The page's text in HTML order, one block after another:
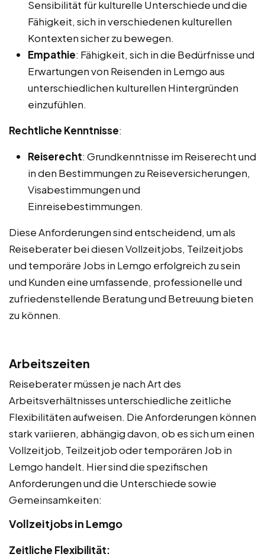
Sensibilität für kulturelle Unterschiede und die
Fähigkeit, sich in verschiedenen kulturellen
Kontexten sicher zu bewegen.
Empathie: Fähigkeit, sich in die Bedürfnisse und
Erwartungen von Reisenden in Lemgo aus
unterschiedlichen kulturellen Hintergründen
einzufühlen.
Rechtliche Kenntnisse:
Reiserecht: Grundkenntnisse im Reiserecht und
in den Bestimmungen zu Reiseversicherungen,
Visabestimmungen und
Einreisebestimmungen.
Diese Anforderungen sind entscheidend, um als
Reiseberater bei diesen Vollzeitjobs, Teilzeitjobs
und temporäre Jobs in Lemgo erfolgreich zu sein
und Kunden eine umfassende, professionelle und
zufriedenstellende Beratung und Betreuung bieten
zu können.
Arbeitszeiten
Reiseberater müssen je nach Art des
Arbeitsverhältnisses unterschiedliche zeitliche
Flexibilitäten aufweisen. Die Anforderungen können
stark variieren, abhängig davon, ob es sich um einen
Vollzeitjob, Teilzeitjob oder temporären Job in
Lemgo handelt. Hier sind die spezifischen
Anforderungen und die Unterschiede sowie
Gemeinsamkeiten:
Vollzeitjobs in Lemgo
Zeitliche Flexibilität: